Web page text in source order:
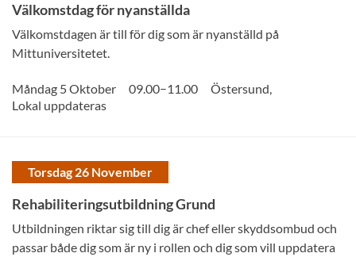
Välkomstdag för nyanställda
Välkomstdagen är till för dig som är nyanställd på
Mittuniversitetet.
Måndag 5 Oktober 09.00–11.00 Östersund
Lokal uppdateras
Torsdag 26 November
Rehabiliteringsutbildning Grund
Utbildningen riktar sig till dig är chef eller skyddsombud och
passar både dig som är ny i rollen och dig som vill uppdatera